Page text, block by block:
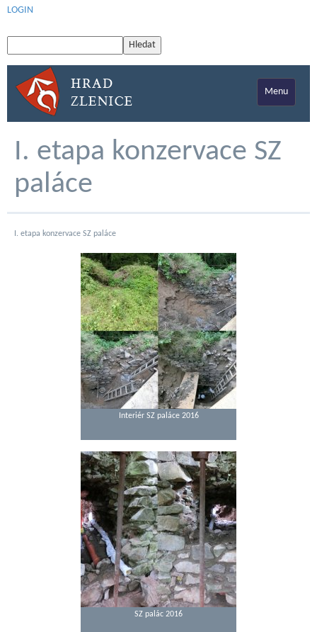
LOGIN
Menu
I. etapa konzervace SZ
paláce
I. etapa konzervace SZ paláce
Interiér SZ paláce 2016
SZ palác 2016